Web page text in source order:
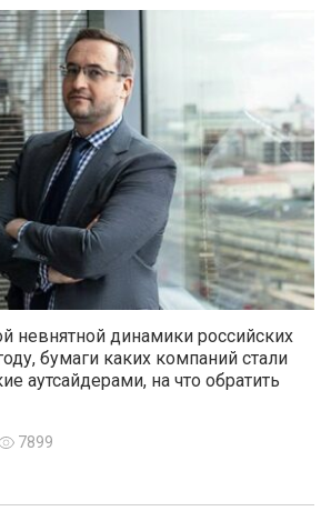
невнятной динамики российских
бумаги каких компаний стали
аутсайдерами, на что обратить
7899